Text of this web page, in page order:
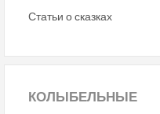
Статьи о сказках
КОЛЫБЕЛЬНЫЕ